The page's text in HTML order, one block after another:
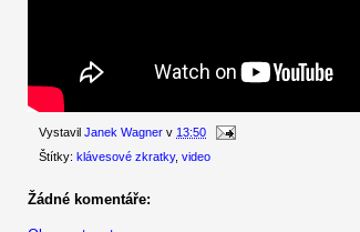
Vystavil Janek Wagner v 13:50
Štítky: klávesové zkratky, video
Žádné komentáře: